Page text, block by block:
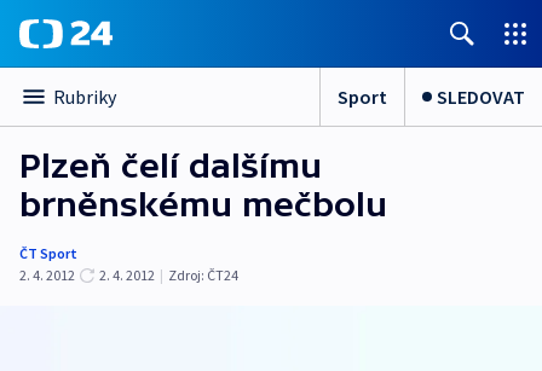
Rubriky Sport SLEDOVAT
Plzeň čelí dalšímu
brněnskému mečbolu
ČT Sport
2. 4. 2012
2. 4. 2012 | Zdroj: ČT24